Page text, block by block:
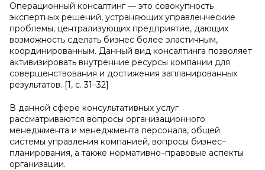
Операционный консалтинг — это совокупность
экспертных решений, устраняющих управленческие
проблемы, централизующих предприятие, дающих
возможность сделать бизнес более эластичным,
координированным. Данный вид консалтинга позволяет
активизировать внутренние ресурсы компании для
совершенствования и достижения запланированных
результатов. [1, c. 31–32]
В данной сфере консультативных услуг
рассматриваются вопросы организационного
менеджмента и менеджмента персонала, общей
системы управления компанией, вопросы бизнес–
планирования, а также нормативно–правовые аспекты
организации.